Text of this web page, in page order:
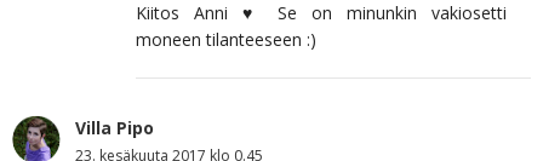
Kiitos Anni ♥ Se on minunkin vakiosetti
moneen tilanteeseen :)
Villa Pipo
23. kesäkuuta 2017 klo 0.45